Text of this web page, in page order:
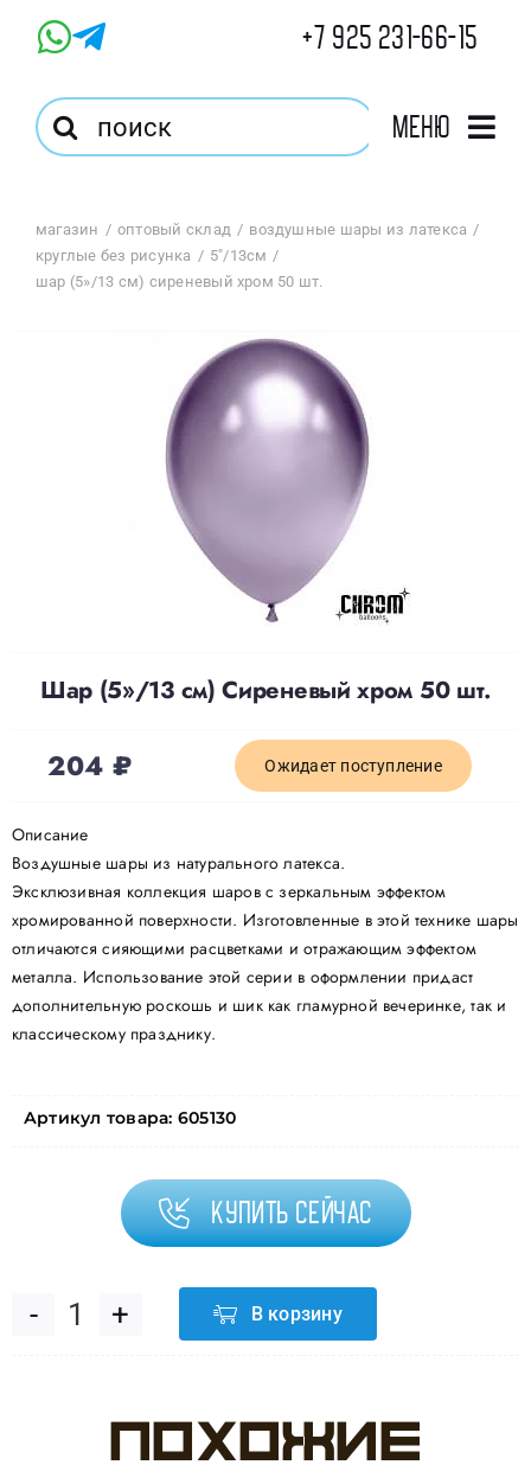
+7 925 231-66-15
Результат
поиска:
Меню
Магазин
Оптовый Магазин
Политика конфиденциальности
магазин оптовый склад
воздушные шары из латекса
круглые без рисунка
5"/13см
шар (5»/13 см) сиреневый хром 50 шт.
Шар (5»/13 см) Сиреневый хром 50 шт.
204 ₽ Ожидает поступление
Описание
Воздушные шары из натурального латекса.
Эксклюзивная коллекция шаров с зеркальным эффектом
хромированной поверхности. Изготовленные в этой технике шары
отличаются сияющими расцветками и отражающим эффектом
металла. Использование этой серии в оформлении придаст
дополнительную роскошь и шик как гламурной вечеринке, так и
классическому празднику.
Артикул товара: 605130
Купить сейчас
Количество
Шар
В корзину
Похожие